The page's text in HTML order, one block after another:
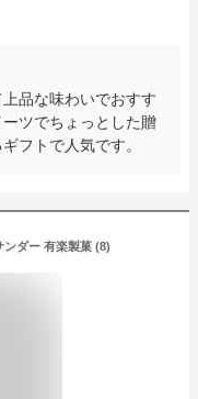
品な味わいでおすす
ツでちょっとした贈
フトで人気です。
ダー 有楽製菓 (8)